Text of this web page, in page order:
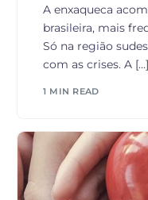
A enxaqueca
brasileira, mais
Só na região
com as crises. A […]
1 MIN READ